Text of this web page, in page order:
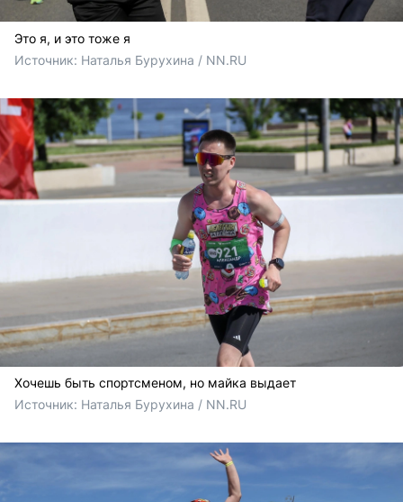
Это я, и это тоже я
Источник: Наталья Бурухина / NN.RU
Хочешь быть спортсменом, но майка выдает
Источник: Наталья Бурухина / NN.RU